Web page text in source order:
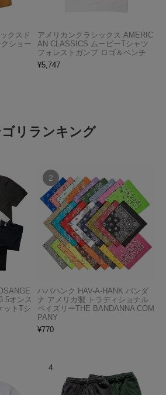
クスド
ショー
アメリカンクラシックス AMERIC
AN CLASSICS ムービーTシャツ
フォレストガンプ ロゴ＆ベンチ
¥5,747
ゴリランキング
オンス
ットTシ
ハバハンク HAV-A-HANK バンダ
ナ アメリカ製 トラディショナル
ペイズリーTHE BANDANNA COM
PANY
¥770